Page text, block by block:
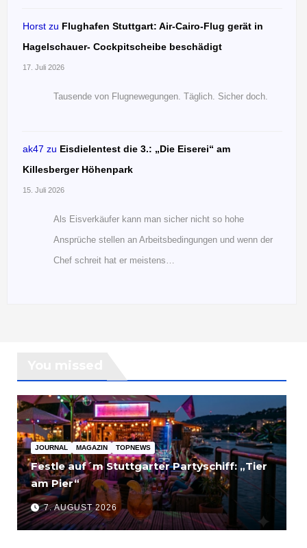
Horst zu Flughafen Stuttgart: Air-Cairo-Flug gerät in
Hagelschauer- Cockpitscheibe beschädigt
17. Juli 2026
Tausende von Flugnewegungen. Täglich. Sicher doch.
ak47 zu Eisdielentest die 3.: „Die Eiserei“ am
Killesberger Höhenpark
15. Juli 2026
Als Eisverkäufer kann man sicher nicht so hohe
Ansprüche stellen an Arbeitsbedingungen und wenn der
Chef schreit hat er meistens…
JOURNAL MAGAZIN TOPNEWS
Festle auf´m Stuttgarter Partyschiff: „Tier
am Pier“
7. AUGUST 2026